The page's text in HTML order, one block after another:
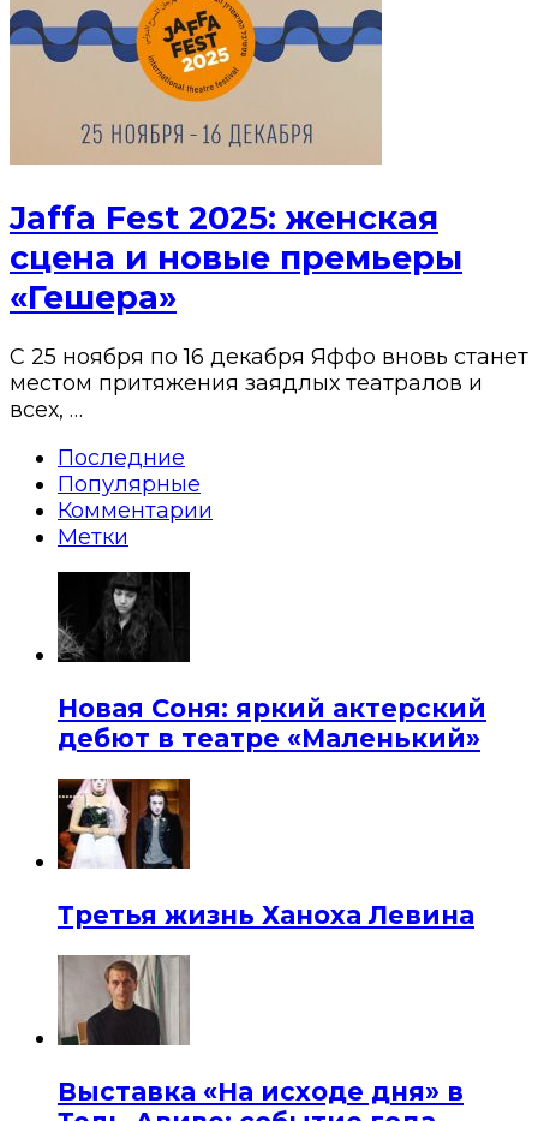
Jaffa Fest 2025: женская
сцена и новые премьеры
«Гешера»
С 25 ноября по 16 декабря Яффо вновь станет
местом притяжения заядлых театралов и
всех, …
Последние
Популярные
Комментарии
Метки
Новая Соня: яркий актерский
дебют в театре «Маленький»
Третья жизнь Ханоха Левина
Выставка «На исходе дня» в